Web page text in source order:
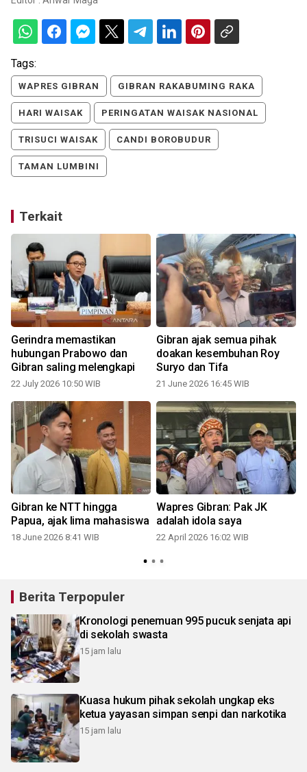
Tags:
WAPRES GIBRAN GIBRAN RAKABUMING RAKA
HARI WAISAK PERINGATAN WAISAK NASIONAL
TRISUCI WAISAK CANDI BOROBUDUR
TAMAN LUMBINI
Terkait
Gerindra memastikan
hubungan Prabowo dan
Gibran saling melengkapi
22 July 2026 10:50 WIB
Gibran ajak semua pihak
doakan kesembuhan Roy
Suryo dan Tifa
21 June 2026 16:45 WIB
Gibran ke NTT hingga
Papua, ajak lima mahasiswa
18 June 2026 8:41 WIB
Wapres Gibran: Pak JK
adalah idola saya
22 April 2026 16:02 WIB
Berita Terpopuler
Kronologi penemuan 995 pucuk senjata api
di sekolah swasta
15 jam lalu
Kuasa hukum pihak sekolah ungkap eks
ketua yayasan simpan senpi dan narkotika
15 jam lalu